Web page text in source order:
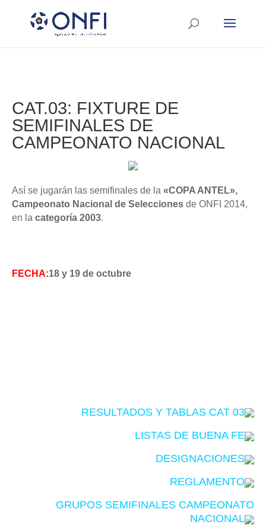
CAT.03: FIXTURE DE
SEMIFINALES DE
CAMPEONATO NACIONAL
Así se jugarán las semifinales de la «COPA ANTEL»,
Campeonato Nacional de Selecciones de ONFI 2014,
en la categoría 2003.
FECHA:18 y 19 de octubre
RESULTADOS Y TABLAS CAT 03
LISTAS DE BUENA FE
DESIGNACIONES
REGLAMENTO
GRUPOS SEMIFINALES CAMPEONATO
NACIONAL